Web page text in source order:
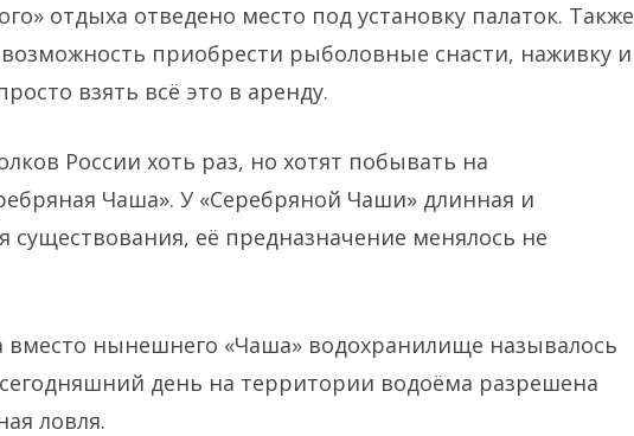
отдыха отведено место под установку палаток. Также
приобрести рыболовные снасти, наживку и
взять всё это в аренду.
России хоть раз, но хотят побывать на
Чаша». У «Серебряной Чаши» длинная и
существования, её предназначение менялось не
вместо нынешнего «Чаша» водохранилище называлось
день на территории водоёма разрешена
ловля.